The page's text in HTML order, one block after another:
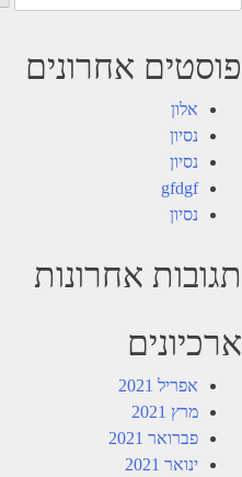
פוסטים אחרונים
אלון
נסיון
נסיון
gfdgf
נסיון
תגובות אחרונות
ארכיונים
אפריל 2021
מרץ 2021
פברואר 2021
ינואר 2021